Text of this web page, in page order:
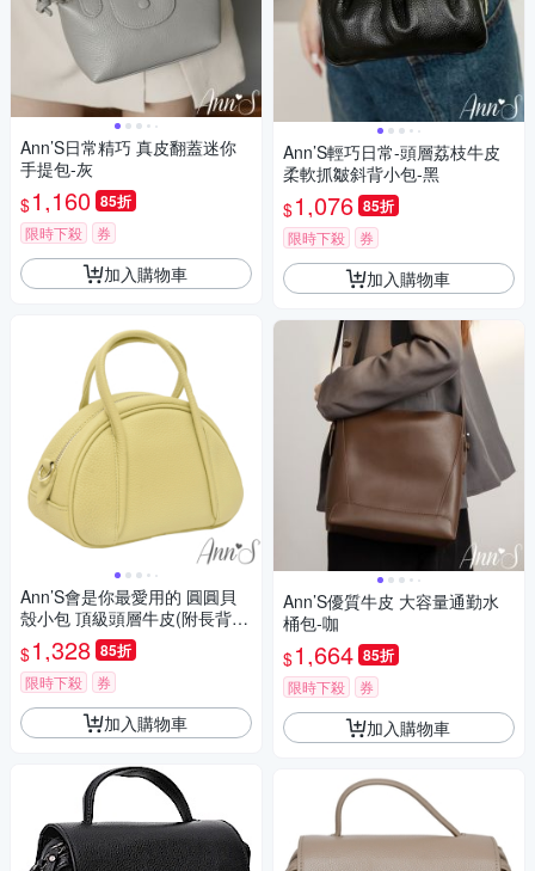
Ann’S日常精巧 真皮翻蓋迷你
手提包-灰
$1,160 85折
限時下殺 券
加入購物車
Ann’S會是你最愛用的 圓圓貝
殼小包 頂級頭層牛皮(附長背
帶)-黃
$1,328 85折
限時下殺 券
加入購物車
Ann’S輕巧日常-頭層荔枝牛皮
柔軟抓皺斜背小包-黑
$1,076 85折
限時下殺 券
加入購物車
Ann’S優質牛皮 大容量通勤水
桶包-咖
$1,664 85折
限時下殺 券
加入購物車